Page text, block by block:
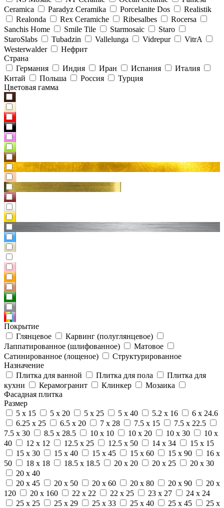
Ceramica
Paradyz Сeramika Porcelanite Dos
Realistik
Realonda
Rex Ceramiche Ribesalbes
Rocersa
Sanchis Home
Smile Tile Starmosaic
Staro
StaroSlabs
Tubadzin Vallelunga Vidrepur
VitrA
Westerwalder
Нефрит
Страна
Германия
Индия Иран Испания
Италия
Китай
Польша Россия
Турция
Цветовая гамма
Покрытие
Глянцевое
Карвинг (полуглянцевое)
Лаппатированное (шлифованное)
Матовое
Сатинированное (лощеное)
Структурированное
Назначение
Плитка для ванной
Плитка для пола
Плитка для
кухни
Керамогранит Клинкер
Мозаика
Фасадная плитка
Размер
5 x 15
5 x 20 5 x 25 5 x 40 5.2 x 16
6 x 24.6
6.25 x 25
6.5 x 20 7 x 28 7.5 x 15
7.5 x 22.5
7.5 x 30
8.5 x 28.5 10 x 10 10 x 20 10 x 30
10 x
40
12 x 12 12.5 x 25 12.5 x 50 14 x 34
15 x 15
15 x 30
15 x 40 15 x 45 15 x 60 15 x 90
16 x
50
18 x 18 18.5 x 18.5 20 x 20 20 x 25
20 x 30
20 x 40
20 x 45
20 x 50 20 x 60 20 x 80 20 x 90
20 x
120
20 x 160 22 x 22 22 x 25 23 x 27
24 x 24
25 x 25
25 x 29 25 x 33 25 x 40 25 x 45
25 x